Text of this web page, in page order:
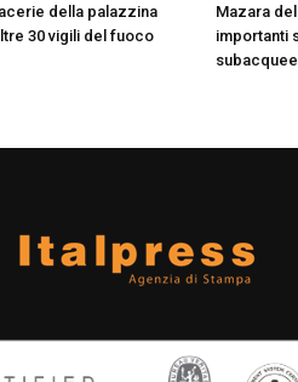
della palazzina
30 vigili del fuoco
Mazara del
importanti